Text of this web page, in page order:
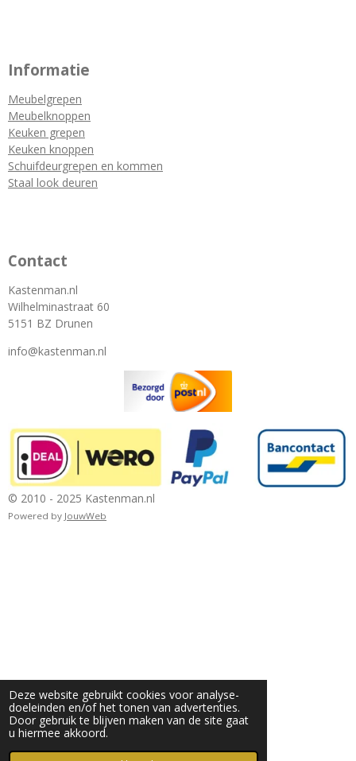
Deze website gebruikt cookies voor analyse-
doeleinden en/of het tonen van advertenties.
Door gebruik te blijven maken van de site gaat
u hiermee akkoord.
Informatie
Meubelgrepen
Meubelknoppen
Keuken grepen
Keuken knoppen
Schuifdeurgrepen en kommen
Staal look deuren
Contact
Kastenman.nl
Wilhelminastraat 60
5151 BZ Drunen
info@kastenman.nl
© 2010 - 2025 Kastenman.nl
Powered by JouwWeb